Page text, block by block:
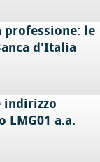
le
d'Italia
indirizzo
LMG01 a.a.